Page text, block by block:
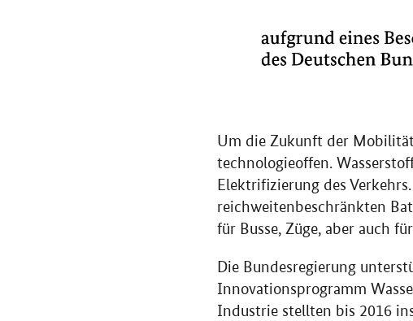
Um die Zukunft der
technologieoffen.
Elektrifizierung des
reichweitenbeschränkten
für Busse, Züge, aber auch
Die Bundesregierung
Innovationsprogramm
Industrie stellten bis 2016